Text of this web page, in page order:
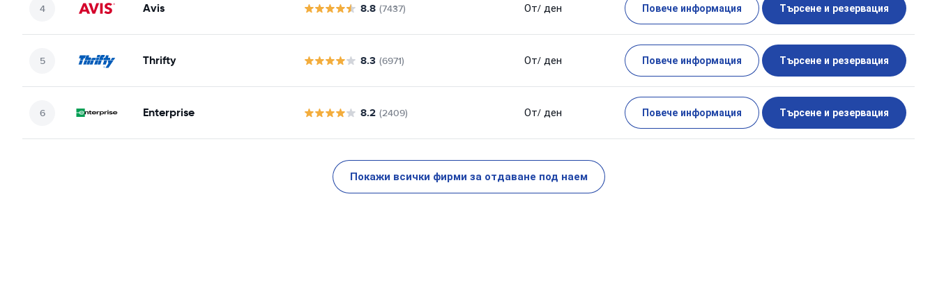
Avis 8.8 (7437) От/ ден Повече информация Търсене и резервация
Thrifty 8.3 (6971) От/ ден Повече информация Търсене и резервация
Enterprise 8.2 (2409) От/ ден Повече информация Търсене и резервация
Покажи всички фирми за отдаване под наем